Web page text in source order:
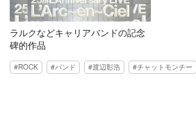
ラルクなどキャリアバンドの記念
碑的作品
ROCK バンド 渡辺彰浩 チャットモンチー